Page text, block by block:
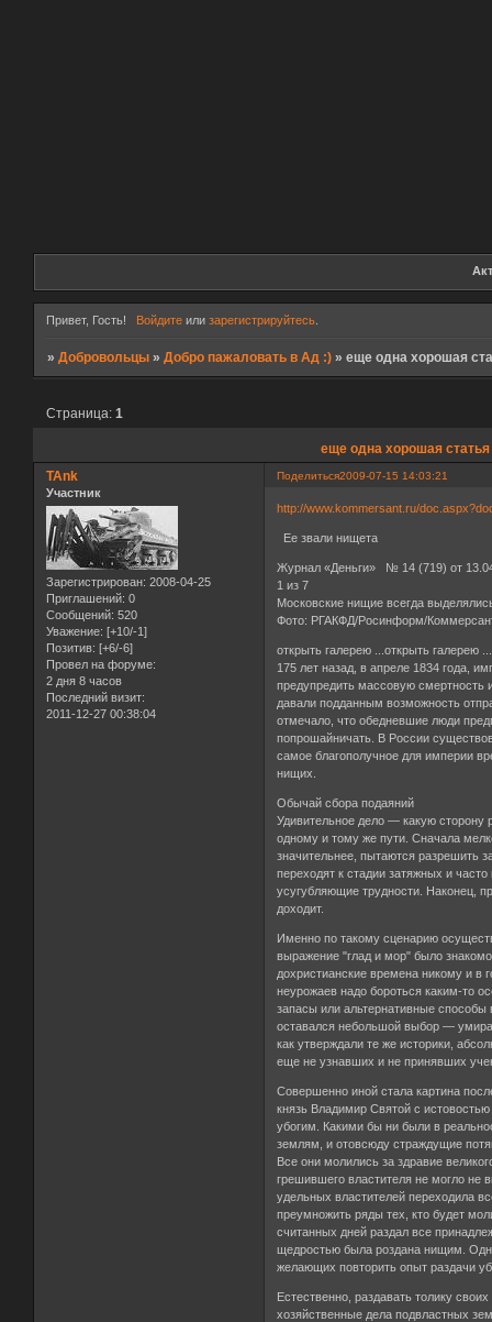
Привет, Гость! Войдитеили зарегистрируйтесь.
»Добровольцы »Добро пажаловать в Ад :) »еще одна хорошая
еще одна хорошая
Страница:1
Поделиться2009-07-15 14:03:21
TAnk
Участник
Зарегистрирован: 2008-04-25
Приглашений: 0
Сообщений: 520
Уважение: [+10/-1]
Позитив: [+6/-6]
Провел на форуме:
2 дня 8 часов
Последний визит:
2011-12-27 00:38:04
http://www.kommersant.ru/
Ее звали нищета
Журнал «Деньги» № 14 (719) от
1 из 7
Московские нищие всегда
Фото: РГАКФД/Росинформ/
открыть галерею ...открыть галерею
175 лет назад, в апреле 1834 года,
предупредить массовую смертность
давали подданным возможность
отмечало, что обедневшие люди
попрошайничать. В России
самое благополучное для империи
нищих.
Обычай сбора подаяний
Удивительное дело — какую сторону
одному и тому же пути. Сначала
значительнее, пытаются разрешить
переходят к стадии затяжных и
усугубляющие трудности. Наконец,
доходит.
Именно по такому сценарию
выражение "глад и мор" было
дохристианские времена никому и в
неурожаев надо бороться каким-то
запасы или альтернативные
оставался небольшой выбор —
как утверждали те же историки,
еще не узнавших и не принявших
Совершенно иной стала картина
князь Владимир Святой с
убогим. Какими бы ни были в
землям, и отовсюду страждущие
Все они молились за здравие
грешившего властителя не могло не
удельных властителей переходила
преумножить ряды тех, кто будет
считанных дней раздал все
щедростью была роздана нищим.
желающих повторить опыт раздачи
Естественно, раздавать толику
хозяйственные дела подвластных